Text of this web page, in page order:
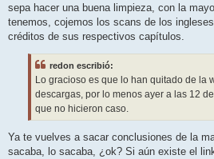
sepa hacer una buena limpieza, con la
tenemos, cojemos los scans de los
créditos de sus respectivos capítulos.
redon escribió:
Lo gracioso es que lo han quitado de la
descargas, por lo menos ayer a las 12
que no hicieron caso.
Ya te vuelves a sacar conclusiones de la
sacaba, lo sacaba, ¿ok? Si aún existe el